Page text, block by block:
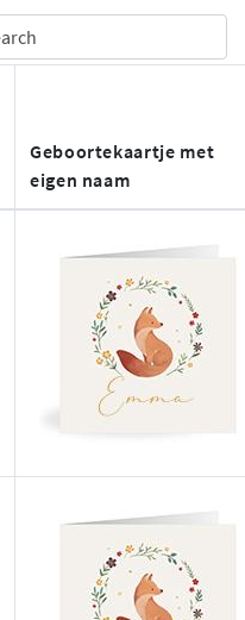
Geboortekaartje met
eigen naam